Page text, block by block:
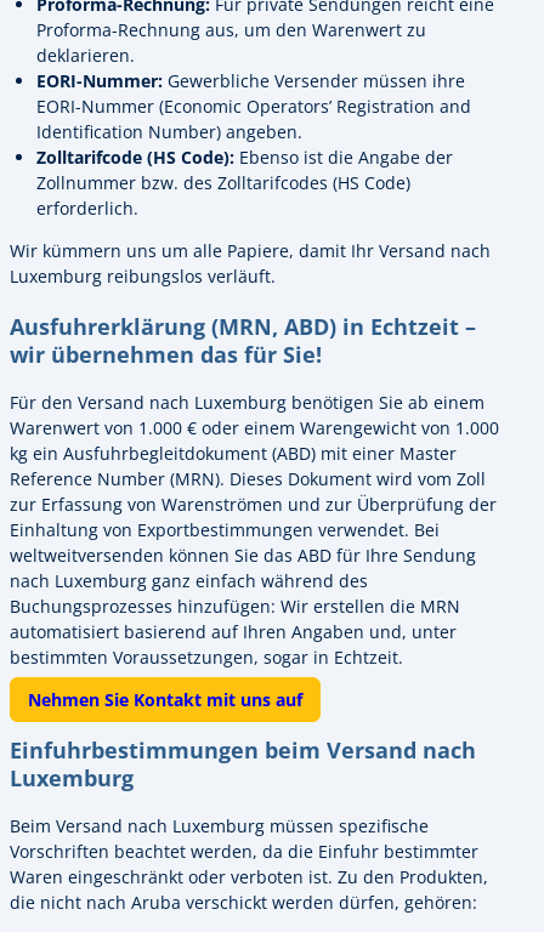
Proforma-Rechnung aus, um den Warenwert zu
deklarieren.
EORI-Nummer: Gewerbliche Versender müssen ihre
EORI-Nummer (Economic Operators’ Registration and
Identification Number) angeben.
Zolltarifcode (HS Code): Ebenso ist die Angabe der
Zollnummer bzw. des Zolltarifcodes (HS Code)
erforderlich.
Wir kümmern uns um alle Papiere, damit Ihr Versand nach
Luxemburg reibungslos verläuft.
Ausfuhrerklärung (MRN, ABD) in Echtzeit –
wir übernehmen das für Sie!
Für den Versand nach Luxemburg benötigen Sie ab einem
Warenwert von 1.000 € oder einem Warengewicht von 1.000
kg ein Ausfuhrbegleitdokument (ABD) mit einer Master
Reference Number (MRN). Dieses Dokument wird vom Zoll
zur Erfassung von Warenströmen und zur Überprüfung der
Einhaltung von Exportbestimmungen verwendet. Bei
weltweitversenden können Sie das ABD für Ihre Sendung
nach Luxemburg ganz einfach während des
Buchungsprozesses hinzufügen: Wir erstellen die MRN
automatisiert basierend auf Ihren Angaben und, unter
bestimmten Voraussetzungen, sogar in Echtzeit.
Nehmen Sie Kontakt mit uns auf
Einfuhrbestimmungen beim Versand nach
Luxemburg
Beim Versand nach Luxemburg müssen spezifische
Vorschriften beachtet werden, da die Einfuhr bestimmter
Waren eingeschränkt oder verboten ist. Zu den Produkten,
die nicht nach Aruba verschickt werden dürfen, gehören: